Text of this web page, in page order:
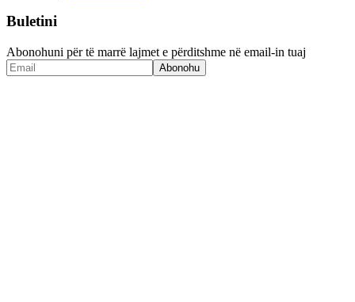
Buletini
Abonohuni për të marrë lajmet e përditshme në email-in tuaj
Abonohu